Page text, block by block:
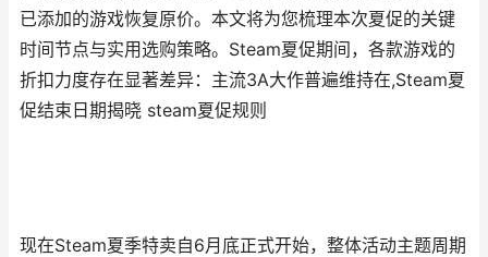
已添加的游戏恢复原价。本文将为您梳理本次夏促的关键
时间节点与实用选购策略。Steam夏促期间，各款游戏的
折扣力度存在显著差异：主流3A大作普遍维持在,Steam夏
促结束日期揭晓 steam夏促规则
现在Steam夏季特卖自6月底正式开始，整体活动主题周期